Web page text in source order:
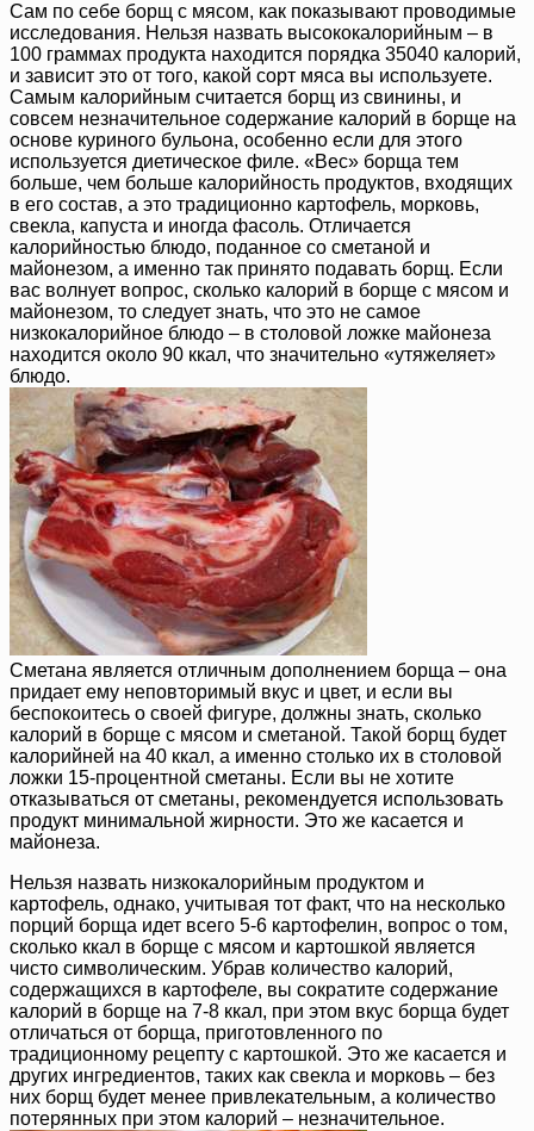
Сам по себе борщ с мясом, как показывают проводимые
исследования. Нельзя назвать высококалорийным – в
100 граммах продукта находится порядка 35040 калорий,
и зависит это от того, какой сорт мяса вы используете.
Самым калорийным считается борщ из свинины, и
совсем незначительное содержание калорий в борще на
основе куриного бульона, особенно если для этого
используется диетическое филе. «Вес» борща тем
больше, чем больше калорийность продуктов, входящих
в его состав, а это традиционно картофель, морковь,
свекла, капуста и иногда фасоль. Отличается
калорийностью блюдо, поданное со сметаной и
майонезом, а именно так принято подавать борщ. Если
вас волнует вопрос, сколько калорий в борще с мясом и
майонезом, то следует знать, что это не самое
низкокалорийное блюдо – в столовой ложке майонеза
находится около 90 ккал, что значительно «утяжеляет»
блюдо.
Сметана является отличным дополнением борща – она
придает ему неповторимый вкус и цвет, и если вы
беспокоитесь о своей фигуре, должны знать, сколько
калорий в борще с мясом и сметаной. Такой борщ будет
калорийней на 40 ккал, а именно столько их в столовой
ложки 15-процентной сметаны. Если вы не хотите
отказываться от сметаны, рекомендуется использовать
продукт минимальной жирности. Это же касается и
майонеза.
Нельзя назвать низкокалорийным продуктом и
картофель, однако, учитывая тот факт, что на несколько
порций борща идет всего 5-6 картофелин, вопрос о том,
сколько ккал в борще с мясом и картошкой является
чисто символическим. Убрав количество калорий,
содержащихся в картофеле, вы сократите содержание
калорий в борще на 7-8 ккал, при этом вкус борща будет
отличаться от борща, приготовленного по
традиционному рецепту с картошкой. Это же касается и
других ингредиентов, таких как свекла и морковь – без
них борщ будет менее привлекательным, а количество
потерянных при этом калорий – незначительное.